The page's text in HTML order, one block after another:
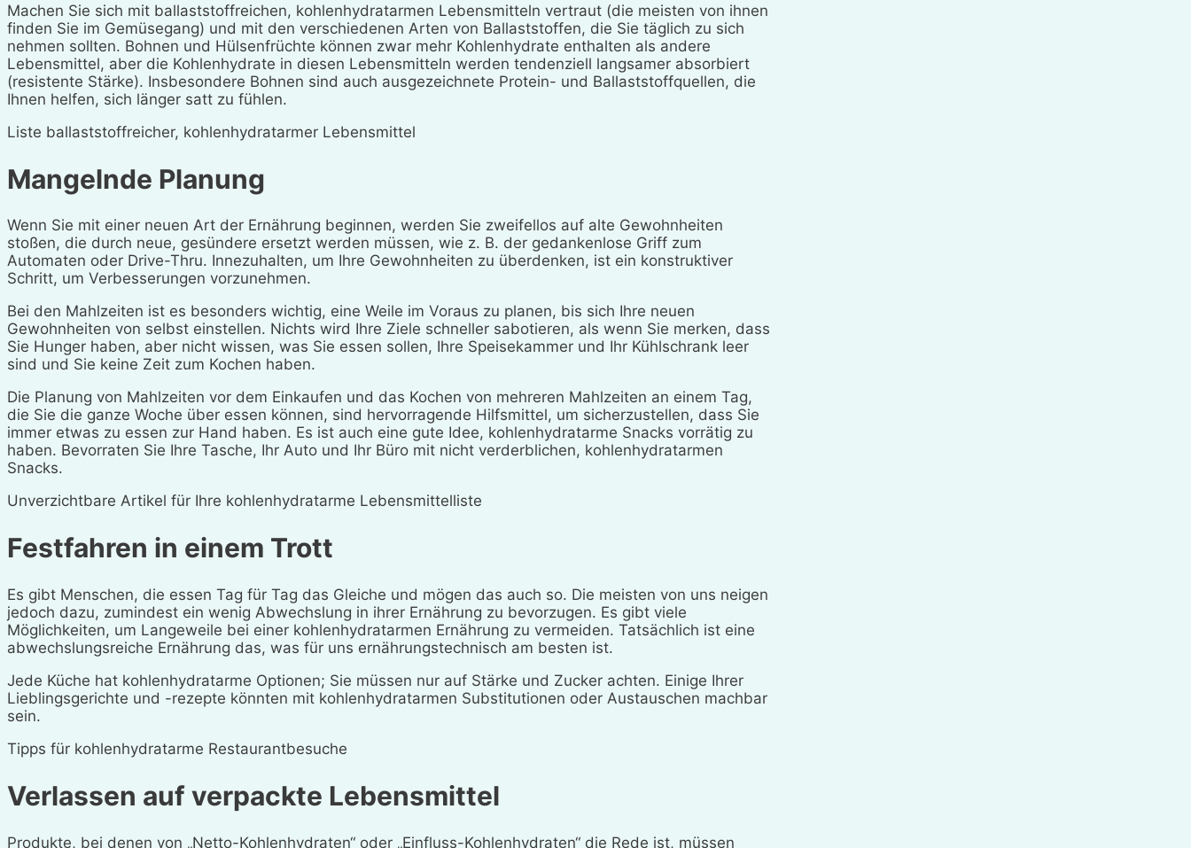
Machen Sie sich mit ballaststoffreichen, kohlenhydratarmen Lebensmitteln vertraut (die meisten von ihnen
finden Sie im Gemüsegang) und mit den verschiedenen Arten von Ballaststoffen, die Sie täglich zu sich
nehmen sollten. Bohnen und Hülsenfrüchte können zwar mehr Kohlenhydrate enthalten als andere
Lebensmittel, aber die Kohlenhydrate in diesen Lebensmitteln werden tendenziell langsamer absorbiert
(resistente Stärke). Insbesondere Bohnen sind auch ausgezeichnete Protein- und Ballaststoffquellen, die
Ihnen helfen, sich länger satt zu fühlen.
Liste ballaststoffreicher, kohlenhydratarmer Lebensmittel
Mangelnde Planung
Wenn Sie mit einer neuen Art der Ernährung beginnen, werden Sie zweifellos auf alte Gewohnheiten
stoßen, die durch neue, gesündere ersetzt werden müssen, wie z. B. der gedankenlose Griff zum
Automaten oder Drive-Thru. Innezuhalten, um Ihre Gewohnheiten zu überdenken, ist ein konstruktiver
Schritt, um Verbesserungen vorzunehmen.
Bei den Mahlzeiten ist es besonders wichtig, eine Weile im Voraus zu planen, bis sich Ihre neuen
Gewohnheiten von selbst einstellen. Nichts wird Ihre Ziele schneller sabotieren, als wenn Sie merken, dass
Sie Hunger haben, aber nicht wissen, was Sie essen sollen, Ihre Speisekammer und Ihr Kühlschrank leer
sind und Sie keine Zeit zum Kochen haben.
Die Planung von Mahlzeiten vor dem Einkaufen und das Kochen von mehreren Mahlzeiten an einem Tag,
die Sie die ganze Woche über essen können, sind hervorragende Hilfsmittel, um sicherzustellen, dass Sie
immer etwas zu essen zur Hand haben. Es ist auch eine gute Idee, kohlenhydratarme Snacks vorrätig zu
haben. Bevorraten Sie Ihre Tasche, Ihr Auto und Ihr Büro mit nicht verderblichen, kohlenhydratarmen
Snacks.
Unverzichtbare Artikel für Ihre kohlenhydratarme Lebensmittelliste
Festfahren in einem Trott
Es gibt Menschen, die essen Tag für Tag das Gleiche und mögen das auch so. Die meisten von uns neigen
jedoch dazu, zumindest ein wenig Abwechslung in ihrer Ernährung zu bevorzugen. Es gibt viele
Möglichkeiten, um Langeweile bei einer kohlenhydratarmen Ernährung zu vermeiden. Tatsächlich ist eine
abwechslungsreiche Ernährung das, was für uns ernährungstechnisch am besten ist.
Jede Küche hat kohlenhydratarme Optionen; Sie müssen nur auf Stärke und Zucker achten. Einige Ihrer
Lieblingsgerichte und -rezepte könnten mit kohlenhydratarmen Substitutionen oder Austauschen machbar
sein.
Tipps für kohlenhydratarme Restaurantbesuche
Verlassen auf verpackte Lebensmittel
Produkte, bei denen von „Netto-Kohlenhydraten“ oder „Einfluss-Kohlenhydraten“ die Rede ist, müssen